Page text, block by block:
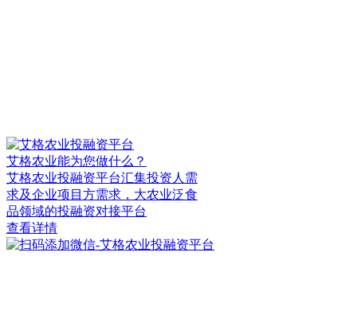
艾格农业能为您做什么？
艾格农业投融资平台汇集投资人需
求及企业项目方需求，大农业泛食
品领域的投融资对接平台
查看详情